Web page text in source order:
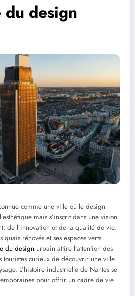
design
comme une ville où le design
mais s’inscrit dans une vision
de l’innovation et de la qualité de vie.
quais rénovés et ses espaces verts
du design urbain attire l’attention des
touristes curieux de découvrir une ville
L’histoire industrielle de Nantes se
pour offrir un cadre de vie